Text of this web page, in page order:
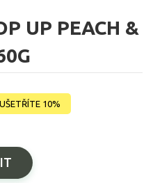
UP PEACH &
UŠETŘÍTE 10%